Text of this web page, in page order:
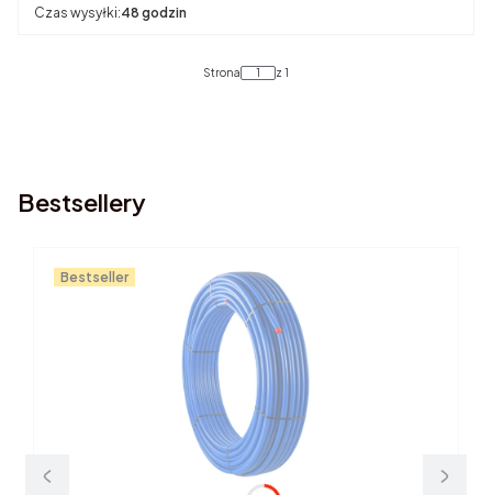
Czas wysyłki:48 godzin
Strona z 1
Bestsellery
Bestseller